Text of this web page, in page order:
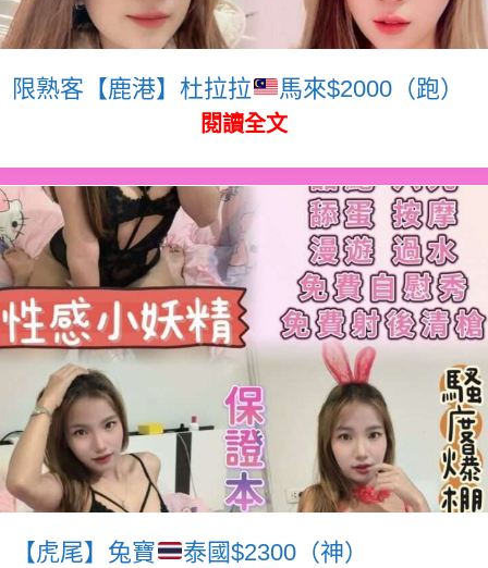
限熟客【鹿港】杜拉拉 馬來$2000（跑）
閱讀全文
【虎尾】兔寶 泰國$2300（神）